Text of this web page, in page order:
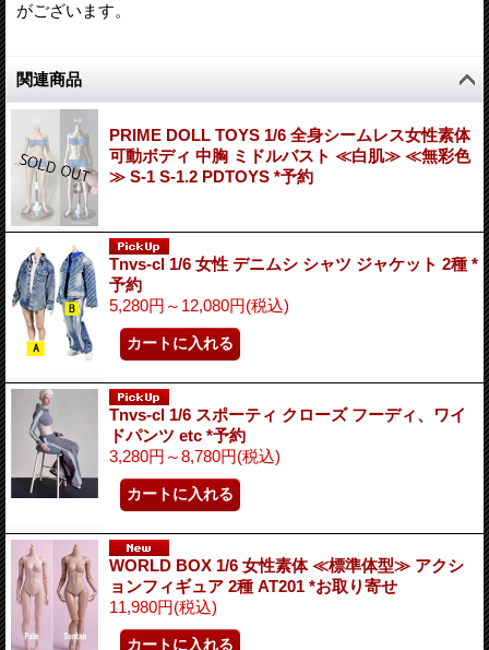
がございます。
関連商品
PRIME DOLL TOYS 1/6 全身シームレス女性素体
可動ボディ 中胸 ミドルバスト ≪白肌≫ ≪無彩色
≫ S-1 S-1.2 PDTOYS *予約
Tnvs-cl 1/6 女性 デニムシ シャツ ジャケット 2種 *
予約
5,280円～12,080円(税込)
Tnvs-cl 1/6 スポーティ クローズ フーディ、ワイ
ドパンツ etc *予約
3,280円～8,780円(税込)
WORLD BOX 1/6 女性素体 ≪標準体型≫ アクシ
ョンフィギュア 2種 AT201 *お取り寄せ
11,980円(税込)